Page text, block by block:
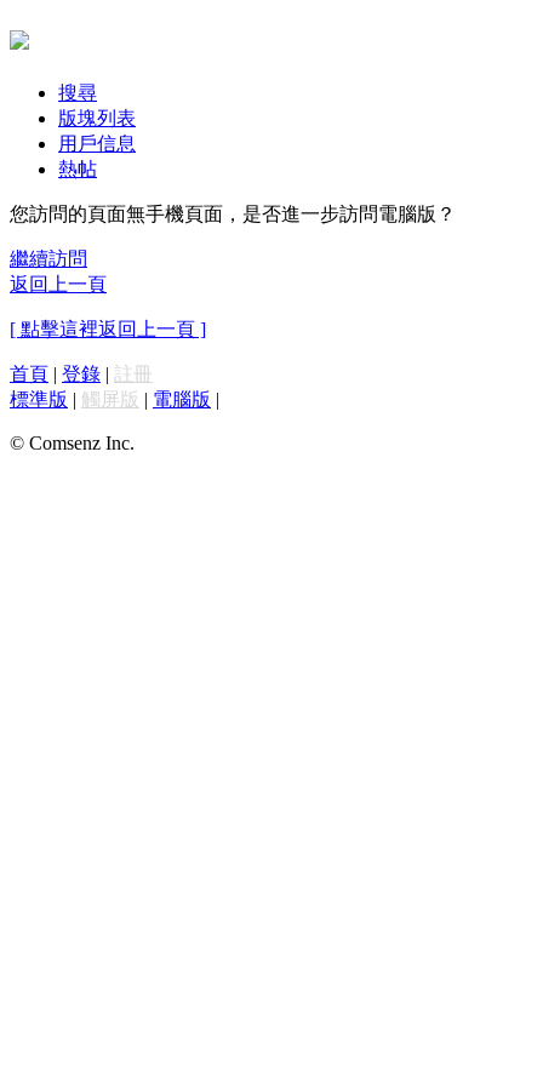
搜尋
版塊列表
用戶信息
熱帖
您訪問的頁面無手機頁面，是否進一步訪問電腦版？
繼續訪問
返回上一頁
[ 點擊這裡返回上一頁 ]
首頁 | 登錄 | 註冊
標準版 | 觸屏版 | 電腦版 |
© Comsenz Inc.